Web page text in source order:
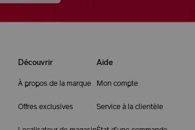
Découvrir
À propos de la marque
Offres exclusives
Aide
Mon compte
Service à la clientèle